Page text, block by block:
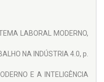
LABORAL MODERNO,
NA INDÚSTRIA 4.0, p.
E A INTELIGÊNCIA